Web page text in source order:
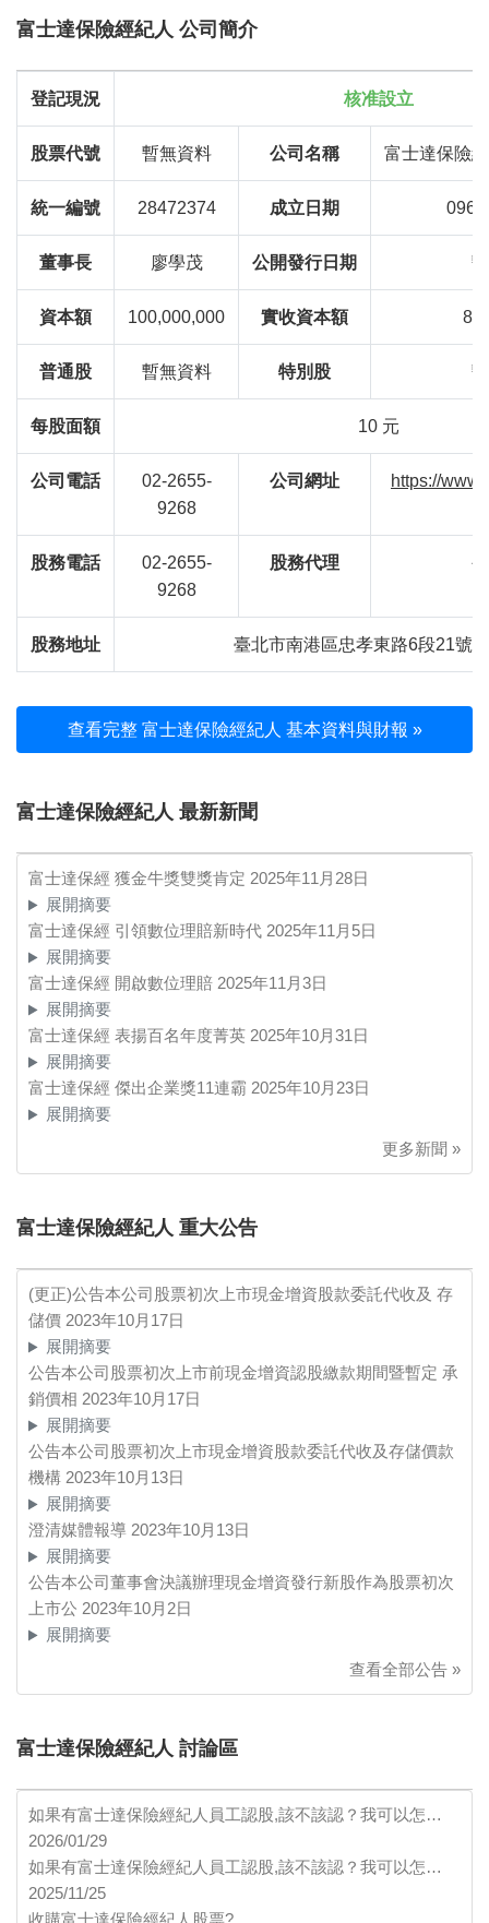
富士達保險經紀人 公司簡介
登記現況 核准設立
股票代號 暫無資料 公司名稱 富士達保險
統一編號 28472374 成立日期 096
董事長 廖學茂 公開發行日期
資本額 100,000,000 實收資本額
普通股 暫無資料 特別股
每股面額 10 元
公司電話
02-2655-
9268
公司網址 https://
股務電話
02-2655-
9268
股務代理
股務地址 臺北市南港區忠孝東路6段21號2
查看完整 富士達保險經紀人 基本資料與財報 »
富士達保險經紀人 最新新聞
富士達保經 獲金牛獎雙獎肯定 2025年11月28日
展開摘要
富士達保經 引領數位理賠新時代 2025年11月5日
展開摘要
富士達保經 開啟數位理賠 2025年11月3日
展開摘要
富士達保經 表揚百名年度菁英 2025年10月31日
展開摘要
富士達保經 傑出企業獎11連霸 2025年10月23日
展開摘要
更多新聞 »
富士達保險經紀人 重大公告
(更正)公告本公司股票初次上市現金增資股款委託代收及 存
儲價 2023年10月17日
展開摘要
公告本公司股票初次上市前現金增資認股繳款期間暨暫定 承
銷價相 2023年10月17日
展開摘要
公告本公司股票初次上市現金增資股款委託代收及存儲價款
機構 2023年10月13日
展開摘要
澄清媒體報導 2023年10月13日
展開摘要
公告本公司董事會決議辦理現金增資發行新股作為股票初次
上市公 2023年10月2日
展開摘要
查看全部公告 »
富士達保險經紀人 討論區
如果有富士達保險經紀人員工認股,該不該認？我可以怎…
2026/01/29
如果有富士達保險經紀人員工認股,該不該認？我可以怎…
2025/11/25